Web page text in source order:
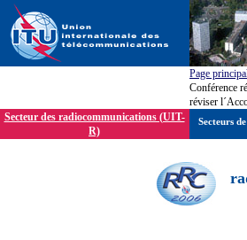
Page
Conférence
réviser
Secteur des radiocommunications (UIT-
R)
Secteurs